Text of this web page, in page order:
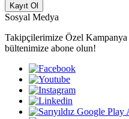
Kayıt Ol
Sosyal Medya
Takipçilerimize Özel
bültenimize abone olun!